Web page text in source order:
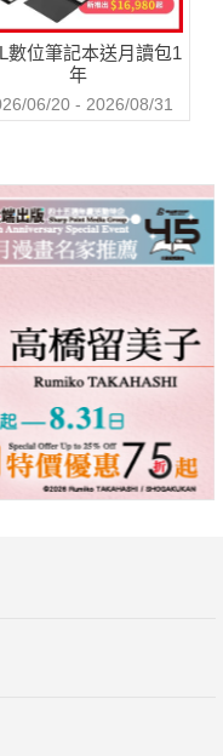
搜尋""囍結
多結婚資訊請見官網)
KNOTS.COM""
數位筆記本送月讀包1
年
06/20 - 2026/08/31